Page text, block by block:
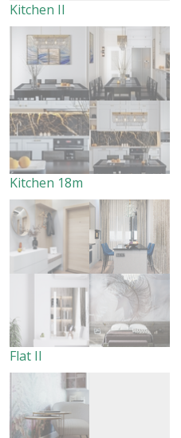
Kitchen II
Kitchen 18m
Flat II